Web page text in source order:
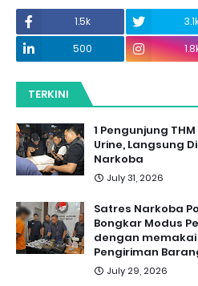
1.5k
500
TERKINI
1 Pengunjung
Urine, Langsung
Narkoba
July 31, 2026
Satres Narkoba
Bongkar Modus
dengan memakai
Pengiriman
July 29, 2026